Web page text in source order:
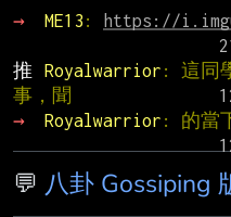
→
ME13 :
https://
推
Royalwarrior : 這同
事，聞
→
Royalwarrior : 的當
💬 八卦 Gossiping